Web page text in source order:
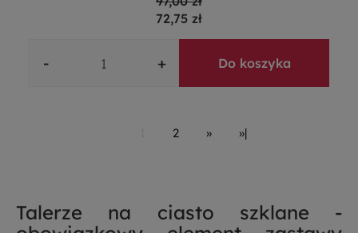
72,75 zł
- + Do koszyka
2 » »|
Talerze na ciasto szklane -